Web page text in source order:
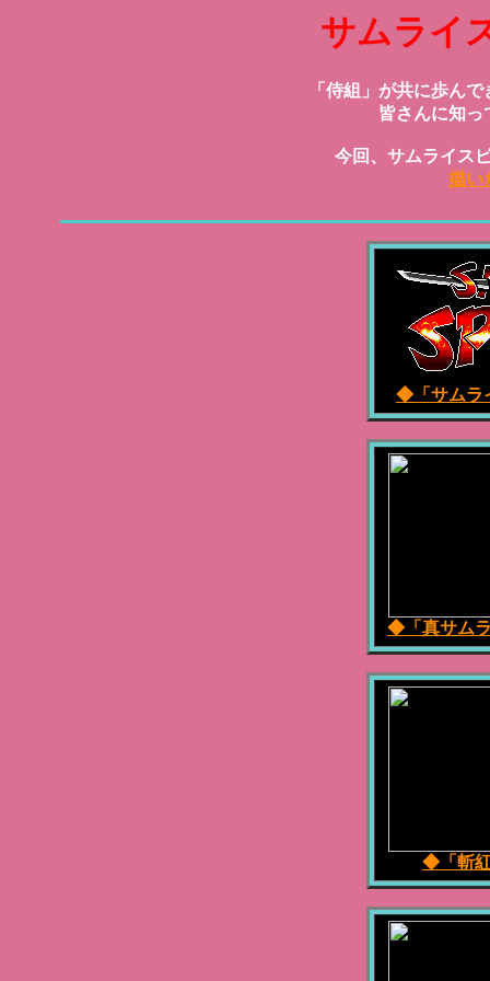
サムライ
「侍組」が共に歩ん
皆さんに知っ
今回、サムライス
描い
◆「サムラ
◆「真サム
◆「斬